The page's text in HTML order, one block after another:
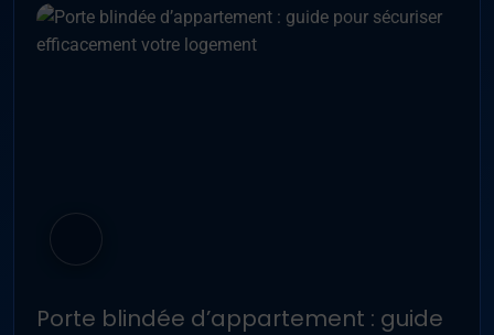
Porte blindée d’appartement : guide